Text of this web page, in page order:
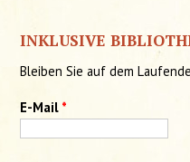
INKLUSIVE
Bleiben Sie auf dem
E-Mail *